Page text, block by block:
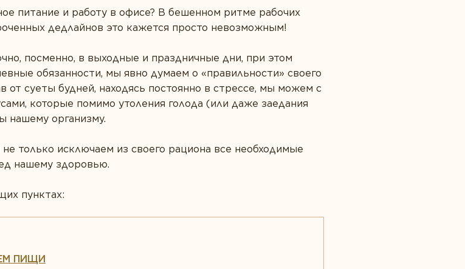
питание и работу в офисе? В бешенном ритме рабочих
дедлайнов это кажется просто невозможным!
посменно, в выходные и праздничные дни, при этом
обязанности, мы явно думаем о «правильности» своего
от суеты будней, находясь постоянно в стрессе, мы можем с
которые помимо утоления голода (или даже заедания
нашему организму.
только исключаем из своего рациона все необходимые
нашему здоровью.
пунктах:
ПИЩИ